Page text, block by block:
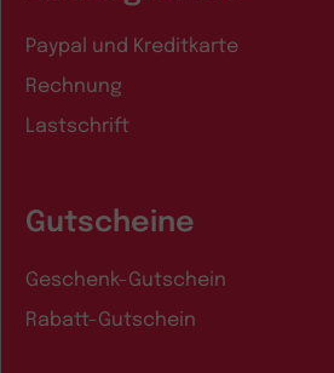
Paypal und Kreditkarte
Rechnung
Lastschrift
Gutscheine
Geschenk-Gutschein
Rabatt-Gutschein